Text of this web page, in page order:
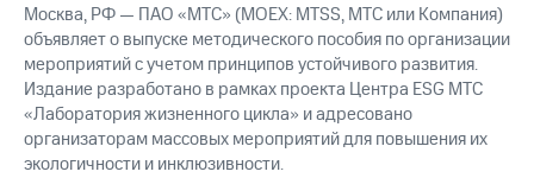
Москва, РФ — ПАО «МТС» (MOEX: MTSS, МТС или Компания)
объявляет о выпуске методического пособия по организации
мероприятий с учетом принципов устойчивого развития.
Издание разработано в рамках проекта Центра ESG МТС
«Лаборатория жизненного цикла» и адресовано
организаторам массовых мероприятий для повышения их
экологичности и инклюзивности.